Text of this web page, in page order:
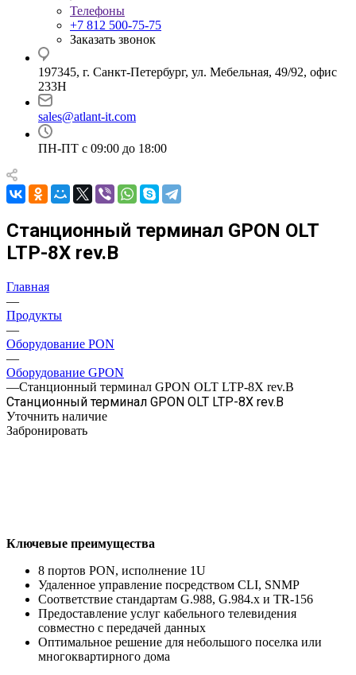
Телефоны
+7 812 500-75-75
Заказать звонок
197345, г. Санкт-Петербург, ул. Мебельная, 49/92, офис
233Н
sales@atlant-it.com
ПН-ПТ с 09:00 до 18:00
Станционный терминал GPON OLT
LTP-8X rev.B
Главная
—
Продукты
—
Оборудование PON
—
Оборудование GPON
—Станционный терминал GPON OLT LTP-8X rev.B
Станционный терминал GPON OLT LTP-8X rev.B
Уточнить наличие
Забронировать
Ключевые преимущества
8 портов PON, исполнение 1U
Удаленное управление посредством CLI, SNMP
Соответствие стандартам G.988, G.984.x и TR-156
Предоставление услуг кабельного телевидения
совместно с передачей данных
Оптимальное решение для небольшого поселка или
многоквартирного дома